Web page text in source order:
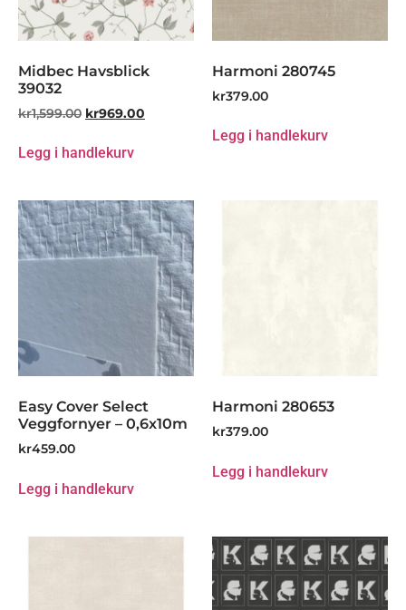
Midbec Havsblick
39032
kr1,599.00 kr969.00
Legg i handlekurv
Harmoni 280745
kr379.00
Legg i handlekurv
Easy Cover Select
Veggfornyer – 0,6x10m
kr459.00
Legg i handlekurv
Harmoni 280653
kr379.00
Legg i handlekurv